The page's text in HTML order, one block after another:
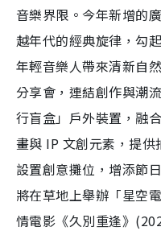
音樂界限。今年新增的
越年代的經典旋律，勾
年輕音樂人帶來清新自
分享會，連結創作與潮
行盲盒」戶外裝置，融
畫與 IP 文創元素，提
設置創意攤位，增添節
將在草地上舉辦「星空
情電影《久別重逢》